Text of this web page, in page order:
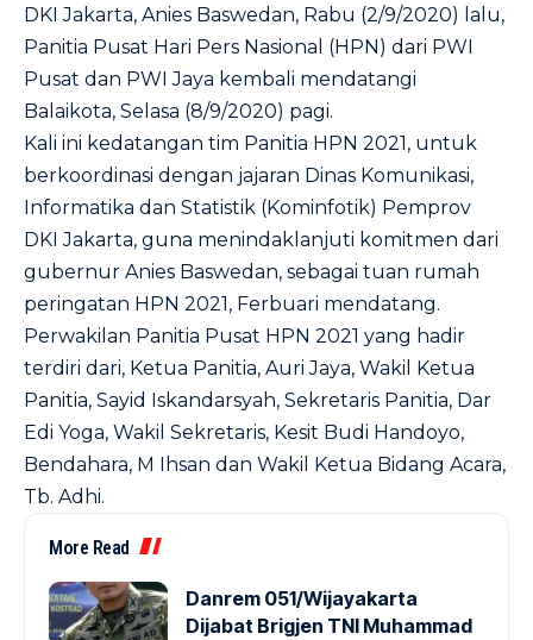
DKI Jakarta, Anies Baswedan, Rabu (2/9/2020) lalu,
Panitia Pusat Hari Pers Nasional (HPN) dari PWI
Pusat dan PWI Jaya kembali mendatangi
Balaikota, Selasa (8/9/2020) pagi.
Kali ini kedatangan tim Panitia HPN 2021, untuk
berkoordinasi dengan jajaran Dinas Komunikasi,
Informatika dan Statistik (Kominfotik) Pemprov
DKI Jakarta, guna menindaklanjuti komitmen dari
gubernur Anies Baswedan, sebagai tuan rumah
peringatan HPN 2021, Ferbuari mendatang.
Perwakilan Panitia Pusat HPN 2021 yang hadir
terdiri dari, Ketua Panitia, Auri Jaya, Wakil Ketua
Panitia, Sayid Iskandarsyah, Sekretaris Panitia, Dar
Edi Yoga, Wakil Sekretaris, Kesit Budi Handoyo,
Bendahara, M Ihsan dan Wakil Ketua Bidang Acara,
Tb. Adhi.
More Read
Danrem 051/Wijayakarta
Dijabat Brigjen TNI Muhammad